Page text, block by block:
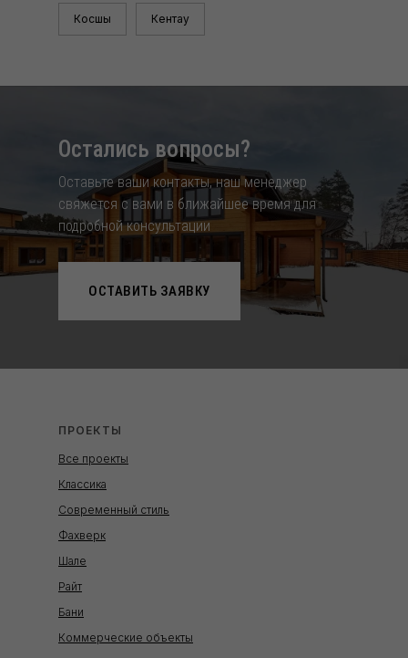
Косшы Кентау
Остались вопросы?
Оставьте ваши контакты, наш менеджер
свяжется с вами в ближайшее время для
подробной консультации
ОСТАВИТЬ ЗАЯВКУ
ПРОЕКТЫ
Все проекты
Классика
Современный стиль
Фахверк
Шале
Райт
Бани
Коммерческие объекты